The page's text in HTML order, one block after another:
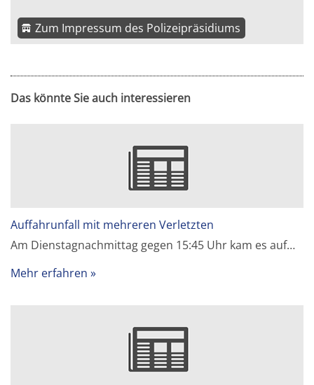
Zum Impressum des Polizeipräsidiums
Das könnte Sie auch interessieren
Auffahrunfall mit mehreren Verletzten
Am Dienstagnachmittag gegen 15:45 Uhr kam es auf…
Mehr erfahren